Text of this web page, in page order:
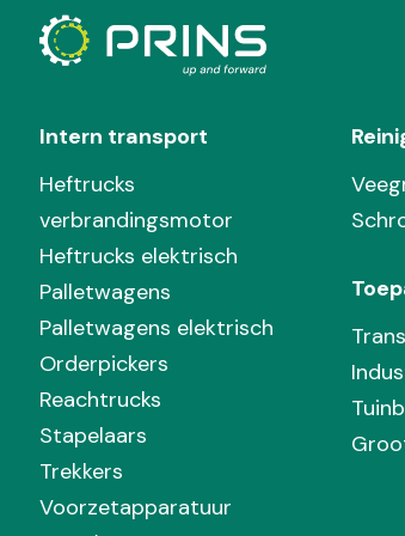
Intern transport
Heftrucks
verbrandingsmotor
Heftrucks elektrisch
Palletwagens
Palletwagens elektrisch
Orderpickers
Reachtrucks
Stapelaars
Trekkers
Voorzetapparatuur